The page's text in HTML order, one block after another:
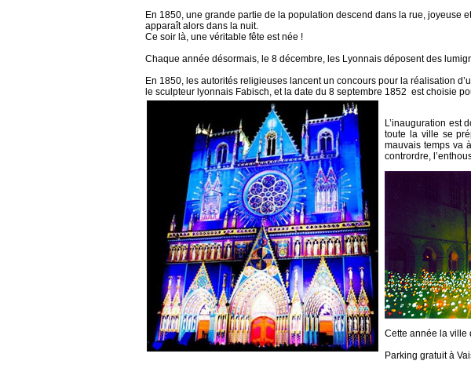
En 1850, une grande partie de la population descend dans la rue, joyeuse
apparaît alors dans la nuit.
Ce soir là, une véritable fête est née !
Chaque année désormais, le 8 décembre, les Lyonnais déposent des
En 1850, les autorités religieuses lancent un concours pour la réalisation
le sculpteur lyonnais Fabisch, et la date du 8 septembre 1852 est choisie
L’inauguration est
toute la ville se
mauvais temps va
contrordre,
Cette année la ville
Parking gratuit à